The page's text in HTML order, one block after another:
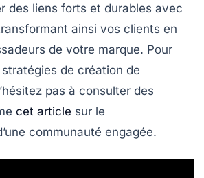
des liens forts et durables avec
ainsi vos clients en
de votre marque. Pour
stratégies de création de
pas à consulter des
cet article sur le
communauté engagée.